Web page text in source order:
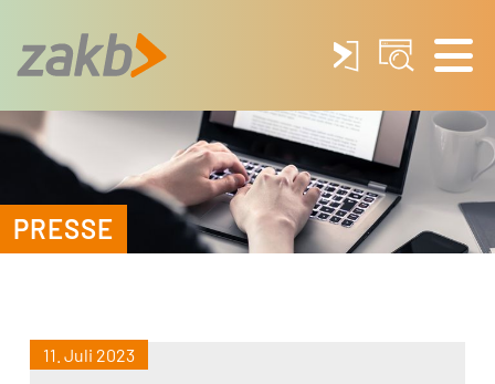
PRESSE
11. Juli 2023